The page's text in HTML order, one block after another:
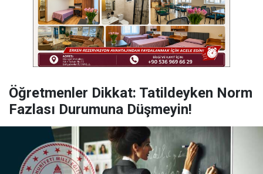
Öğretmenler Dikkat: Tatildeyken Norm
Fazlası Durumuna Düşmeyin!